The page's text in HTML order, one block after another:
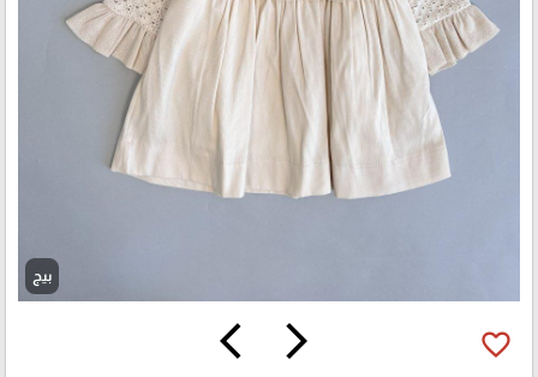
بيج
arrow_forward_ios
arrow_back_ios favorite_border